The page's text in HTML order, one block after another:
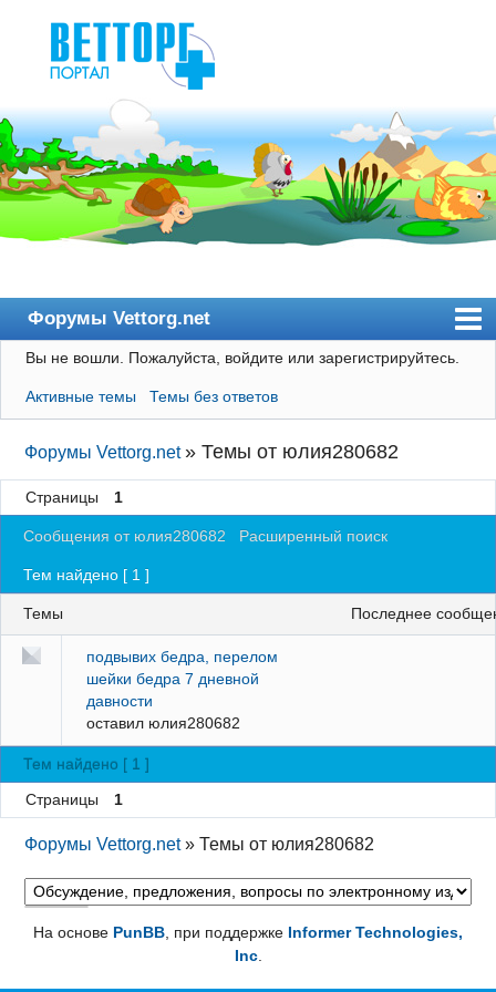
Форумы Vettorg.net
Главная
Пользователи
Правила
Поиск
Регистрация
Вход
Вы не вошли. Пожалуйста, войдите или зарегистрируйтесь.
Активные темы Темы без ответов
Форумы Vettorg.net »Темы от юлия280682
Страницы 1
Сообщения от юлия280682 Расширенный поиск
Тем найдено [ 1 ]
Темы последнее
подвывих бедра, перелом
шейки бедра 7 дневной
давности
оставил юлия280682
Тем найдено [ 1 ]
Страницы 1
Форумы Vettorg.net »Темы от юлия280682
На основе PunBB , при поддержке Informer Technologies,
Inc.